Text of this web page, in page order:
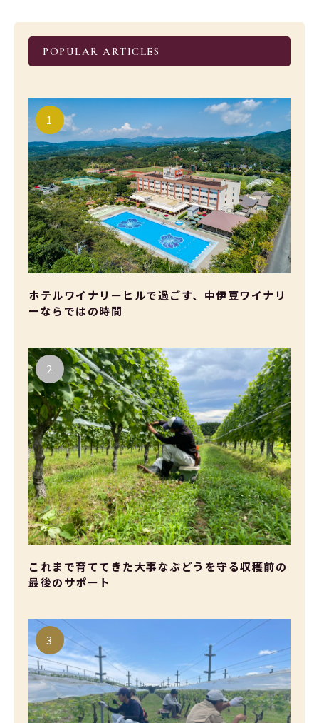
POPULAR ARTICLES
ホテルワイナリーヒルで過ごす、中伊豆ワイナリ
ーならではの時間
これまで育ててきた大事なぶどうを守る収穫前の
最後のサポート